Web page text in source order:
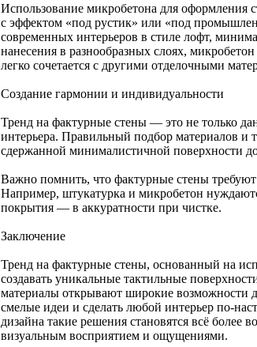
Использование микробетона для оформления
с эффектом «под рустик» или «под
современных интерьеров в стиле лофт,
нанесения в разнообразных слоях,
легко сочетается с другими отделочными
Создание гармонии и индивидуальности
Тренд на фактурные стены — это не только
интерьера. Правильный подбор материалов и
сдержанной минималистичной поверхности
Важно помнить, что фактурные стены
Например, штукатурка и микробетон
покрытия — в аккуратности при чистке.
Заключение
Тренд на фактурные стены, основанный на
создавать уникальные тактильные
материалы открывают широкие возможности
смелые идеи и сделать любой интерьер по-
дизайна такие решения становятся всё
визуальным восприятием и ощущениями.